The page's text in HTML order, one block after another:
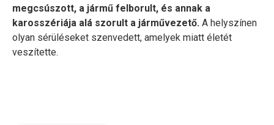
megcsúszott, a jármű felborult, és annak a
karosszériája alá szorult a járművezető. A helyszínen
olyan sérüléseket szenvedett, amelyek miatt életét
veszítette.